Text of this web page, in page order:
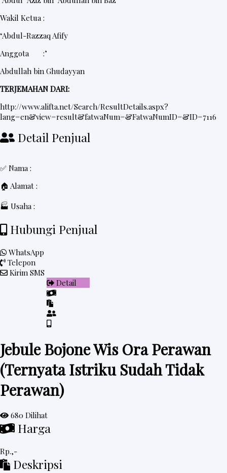
Wakil Ketua :
‘Abdul-Razzaq Afify
Anggota :’
Abdullah bin Ghudayyan
TERJEMAHAN DARI:
http://www.alifta.net/Search/ResultDetails.aspx?
lang=en&view=result&fatwaNum=&FatwaNumID=&ID=7116
Detail Penjual
✅ Nama :
🏠 Alamat :
🏭 Usaha :
Hubungi Penjual
WhatsApp
Telepon
Kirim SMS
Detail
Jebule Bojone Wis Ora Perawan
(Ternyata Istriku Sudah Tidak
Perawan)
680 Dilihat
Harga
Rp.,-
Deskripsi